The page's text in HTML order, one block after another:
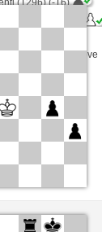
(1296) (-16)
+ 3 seconds/move
(1405) (+11)